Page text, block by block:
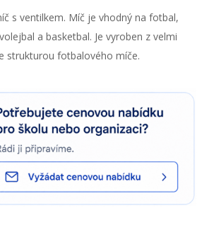
s ventilkem. Míč je vhodný na fotbal,
a basketbal. Je vyroben z velmi
strukturou fotbalového míče.